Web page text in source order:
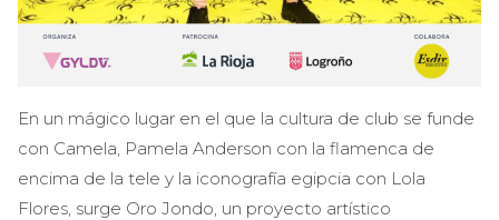
En un mágico lugar en el que la cultura de club se funde
con Camela, Pamela Anderson con la flamenca de
encima de la tele y la iconografía egipcia con Lola
Flores, surge Oro Jondo, un proyecto artístico